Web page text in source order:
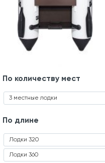
Часто ищут
2 местные лодки под мотор
По количеству мест
3 местные лодки
По длине
Лодки 320
Лодки 360